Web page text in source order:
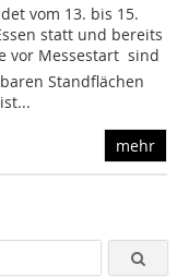
vom 13. bis 15.
statt und bereits
vor Messestart  sind
Standflächen
mehr